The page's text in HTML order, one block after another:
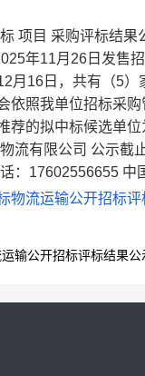
项目 采购评标结
年11月26日发售
月16日，共有（5
依照我单位招标采
荐的拟中标候选单
流有限公司 公示
：17602556655 中
物流运输公开招标
输公开招标评标结果公